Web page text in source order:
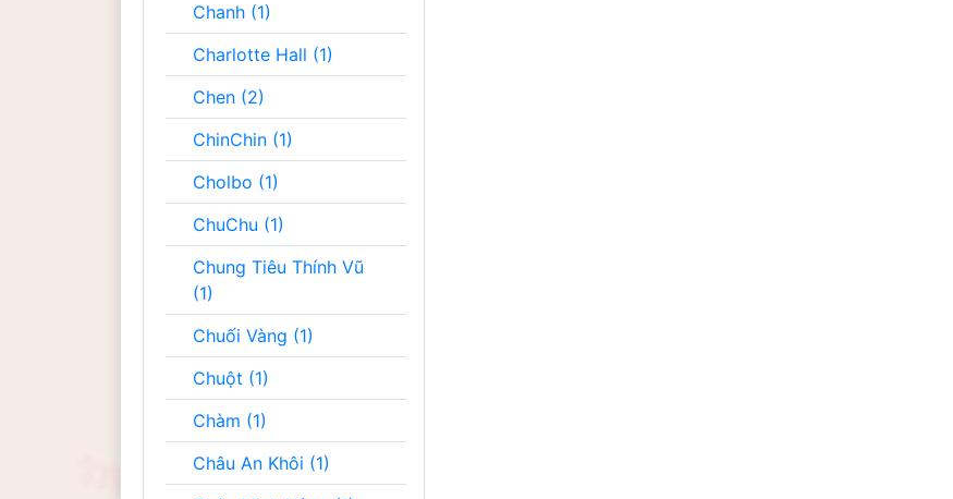
Chanh (1)
Charlotte Hall (1)
Chen (2)
ChinChin (1)
Cholbo (1)
ChuChu (1)
Chung Tiêu Thính Vũ
(1)
Chuối Vàng (1)
Chuột (1)
Chàm (1)
Châu An Khôi (1)